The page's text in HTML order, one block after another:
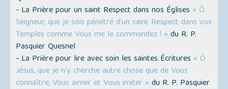
- La Prière pour un saint Respect dans nos Églises « Ô
Seigneur, que je sois pénétré d'un saint Respect dans vos
Temples comme Vous me le commandez ! » du R. P.
Pasquier Quesnel
- La Prière pour lire avec soin les saintes Écritures « Ô
Jésus, que je n'y cherche autre chose que de Vous
connaître, Vous aimer et Vous imiter » du R. P. Pasquier